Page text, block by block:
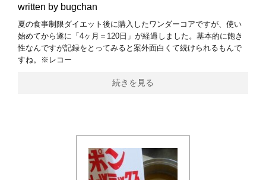
written by bugchan
夏の食事制限ダイエット後に購入したワンダーコアですが、使い
始めてから遂に「4ヶ月＝120日」が経過しました。基本的に飽き
性なんですが記録をとってみると案外面白くて続けられるもんで
すね。※レコー
続きを見る